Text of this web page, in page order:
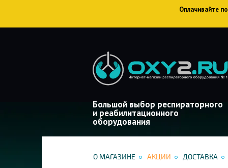
Оплачивайте
Большой выбор респираторного
и реабилитационного
оборудования
О МАГАЗИНЕ АКЦИИ ДОСТАВКА